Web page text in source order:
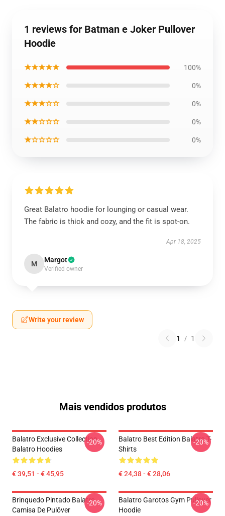
1 reviews for Batman e Joker Pullover
Hoodie
★★★★★ 100%
★★★★☆ 0%
★★★☆☆ 0%
★★☆☆☆ 0%
★☆☆☆☆ 0%
Great Balatro hoodie for lounging or casual wear.
The fabric is thick and cozy, and the fit is spot-on.
Apr 18, 2025
M Margot
Verified owner
Write your review
1 / 1
Mais vendidos produtos
Balatro Exclusive Collection
Balatro Hoodies
€ 39,51 - € 45,95
-20%
Balatro Best Edition Balatro T-
Shirts
€ 24,38 - € 28,06
-20%
Brinquedo Pintado Balatro
Camisa De Pulôver
-20%
Balatro Garotos Gym Pullover
Hoodie
-20%